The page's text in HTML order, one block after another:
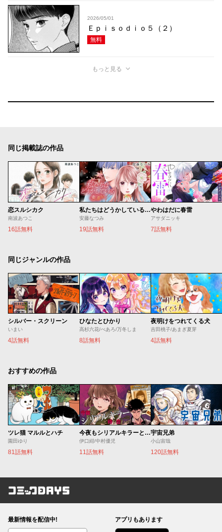
2026/05/01
Ｅｐｉｓｏｄｉｏ５（２）
無料
もっと見る
同じ掲載誌の作品
恋スルシカク
南波あつこ
16話無料
私たちはどうかしている 妻恋い
安藤なつみ
19話無料
やわはだに春雷
アサダニッキ
7話無料
同じジャンルの作品
シルバー・スクリーン
いまい
4話無料
ひなたとひかり
高杉六花/べあろ/万冬しま
8話無料
夜明けをつれてくる犬
吉田桃子/あまぎ夏芽
4話無料
おすすめの作品
ツレ猫 マルルとハチ
園田ゆり
81話無料
今夜もシリアルキラーと待ち合わせ
伊口紺/中村優児
11話無料
宇宙兄弟
小山宙哉
120話無料
コミックDAYS
最新情報を配信中! アプリもあります